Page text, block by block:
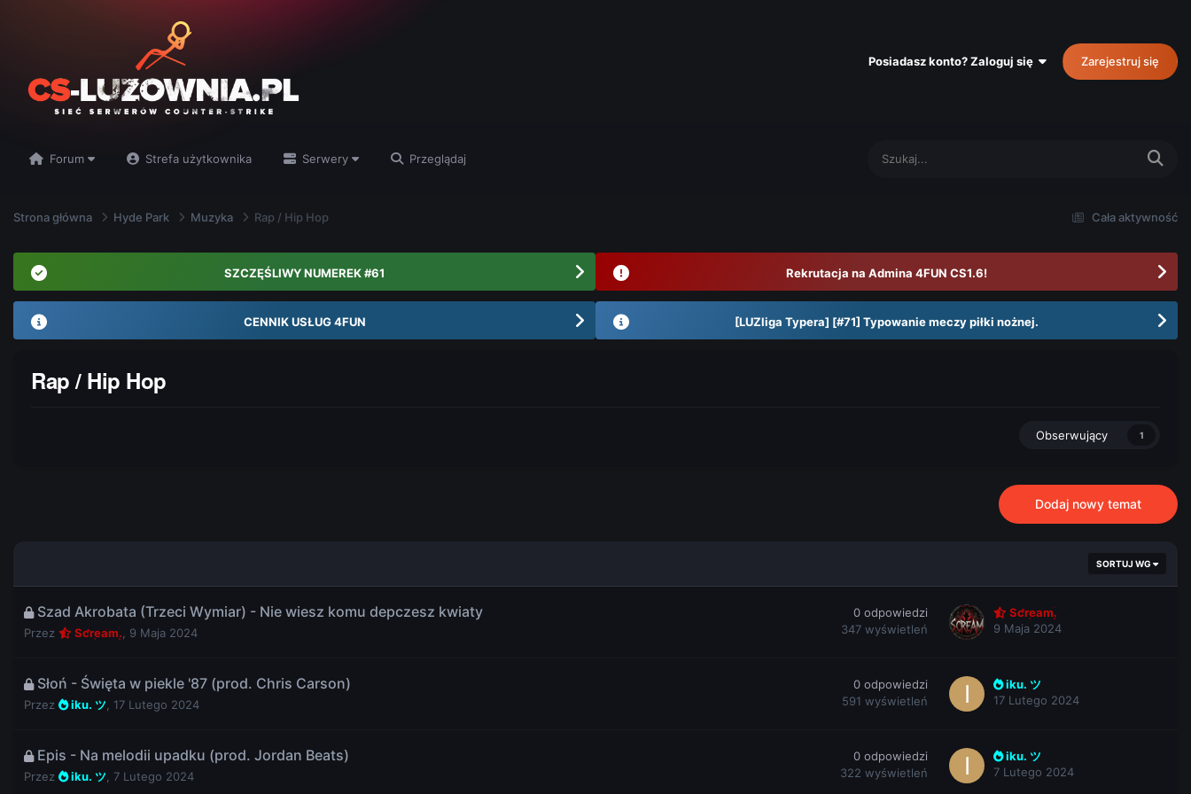
Posiadasz konto? Zaloguj się Zarejestruj się
Forum Strefa użytkownika Serwery Przeglądaj
Cała aktywność
Strona główna Hyde Park Muzyka Rap / Hip Hop
SZCZĘŚLIWY NUMEREK #61 Rekrutacja na Admina 4FUN CS1.6!
CENNIK USŁUG 4FUN [LUZliga Typera] [#71] Typowanie meczy piłki nożnej.
Rap / Hip Hop
Obserwujący 1
Dodaj nowy temat
SORTUJ WG
Szad Akrobata (Trzeci Wymiar) - Nie wiesz komu depczesz kwiaty
Przez Scream. 9 Maja 2024
0 odpowiedzi
347 wyświetleń
Scream.
9 Maja 2024
Słoń - Święta w piekle '87 (prod. Chris Carson)
Przez iku. ツ 17 Lutego 2024
0 odpowiedzi
591 wyświetleń
iku. ツ
17 Lutego 2024
Epis - Na melodii upadku (prod. Jordan Beats)
Przez iku. ツ 7 Lutego 2024
0 odpowiedzi
322 wyświetleń
iku. ツ
7 Lutego 2024